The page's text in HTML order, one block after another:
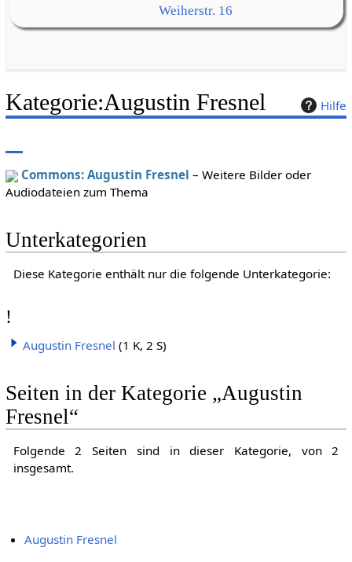
Weiherstr. 16
Hilfe
Kategorie:Augustin Fresnel
Commons: Augustin Fresnel – Weitere Bilder oder
Audiodateien zum Thema
Unterkategorien
Diese Kategorie enthält nur die folgende Unterkategorie:
!
Augustin Fresnel (1 K, 2 S)
Seiten in der Kategorie „Augustin
Fresnel“
Folgende 2 Seiten sind in dieser Kategorie, von 2
insgesamt.
Augustin Fresnel